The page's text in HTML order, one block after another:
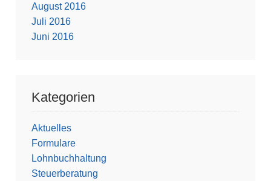
August 2016
Juli 2016
Juni 2016
Kategorien
Aktuelles
Formulare
Lohnbuchhaltung
Steuerberatung